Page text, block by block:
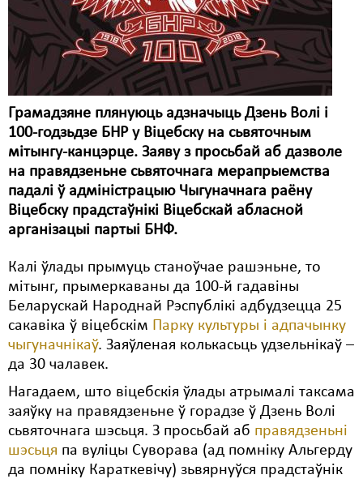
Грамадзяне плянуюць адзначыць Дзень Волі і
100-годзьдзе БНР у Віцебску на сьвяточным
мітынгу-канцэрце. Заяву з просьбай аб дазволе
на правядзеньне сьвяточнага мерапрыемства
падалі ў адміністрацыю Чыгуначнага раёну
Віцебску прадстаўнікі Віцебскай абласной
арганізацыі партыі БНФ.
Калі ўлады прымуць станоўчае рашэньне, то
мітынг, прымеркаваны да 100-й гадавіны
Беларускай Народнай Рэспублікі адбудзецца 25
сакавіка ў віцебскім Парку культуры і адпачынку
чыгуначнікаў. Заяўленая колькасьць удзельнікаў –
да 30 чалавек.
Нагадаем, што віцебскія ўлады атрымалі таксама
заяўку на правядзеньне ў горадзе ў Дзень Волі
сьвяточнага шэсьця. З просьбай аб правядзеньні
шэсьця па вуліцы Суворава (ад помніку Альгерду
да помніку Караткевічу) зьвярнуўся прадстаўнік
Культурныя правы
ЛПП
Мігранты
Палітвязьні
Праваабаронцы
Правы дзіцяці
Пэнітэнцыярная сыстэма
Распальваньне варожасьці
Свабода слова
Свабода сумленьня
Суд
Сьмяротнае пакараньне
Экалёгія